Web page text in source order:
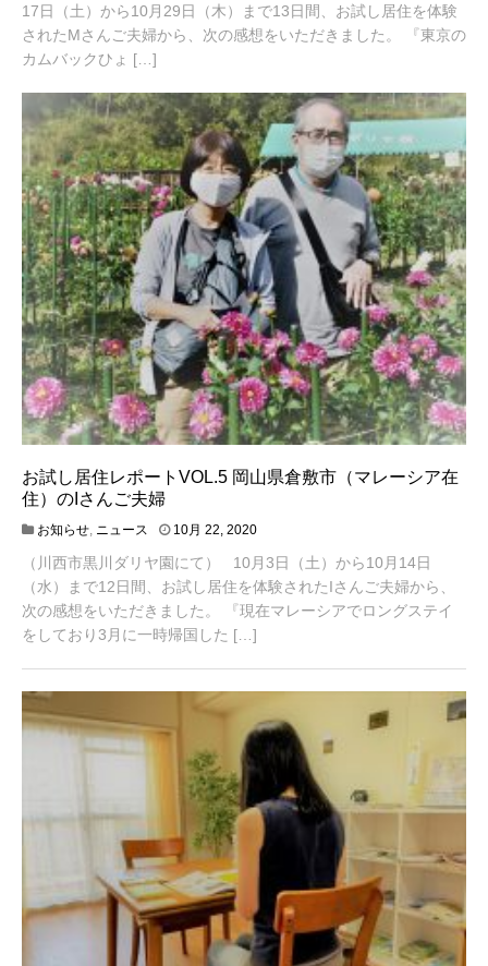
0
,
2
1
17日（土）から10月29日（木）まで13日間、お試し居住を体験
されたMさんご夫婦から、次の感想をいただきました。 『東京の
カムバックひょ […]
お試し居住レポートVOL.5 岡山県倉敷市（マレーシア在
住）のIさんご夫婦
お知らせ, ニュース 10月 22, 20204
2
0
,
2
（川西市黒川ダリヤ園にて） 10月3日（土）から10月14日
（水）まで12日間、お試し居住を体験されたIさんご夫婦から、
次の感想をいただきました。 『現在マレーシアでロングステイ
をしており3月に一時帰国した […]